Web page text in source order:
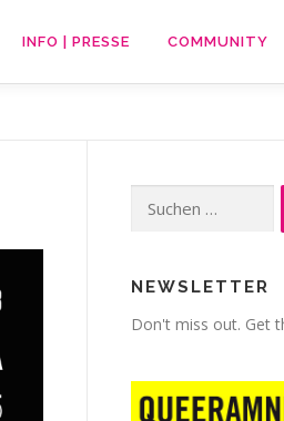
INFO | PRESSE COMMUNITY
nach:
NEWSLETTER
Don't miss out. Get